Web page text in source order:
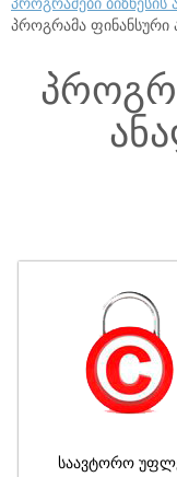
პროგრამები ბიზნესის
პროგრამა ფინანსური
საავტორო